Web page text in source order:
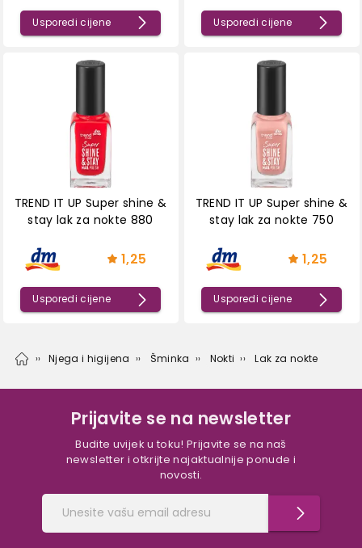
Usporedi cijene Usporedi cijene
TREND IT UP Super shine &
stay lak za nokte 880
1,25
Usporedi cijene
TREND IT UP Super shine &
stay lak za nokte 750
1,25
Usporedi cijene
Njega i higijena Šminka Nokti Lak za nokte
Prijavite se na newsletter
Budite uvijek u toku! Prijavite se na naš
newsletter i otkrijte najaktualnije ponude i
novosti.